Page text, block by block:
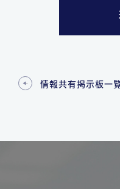
情報共有掲示板一